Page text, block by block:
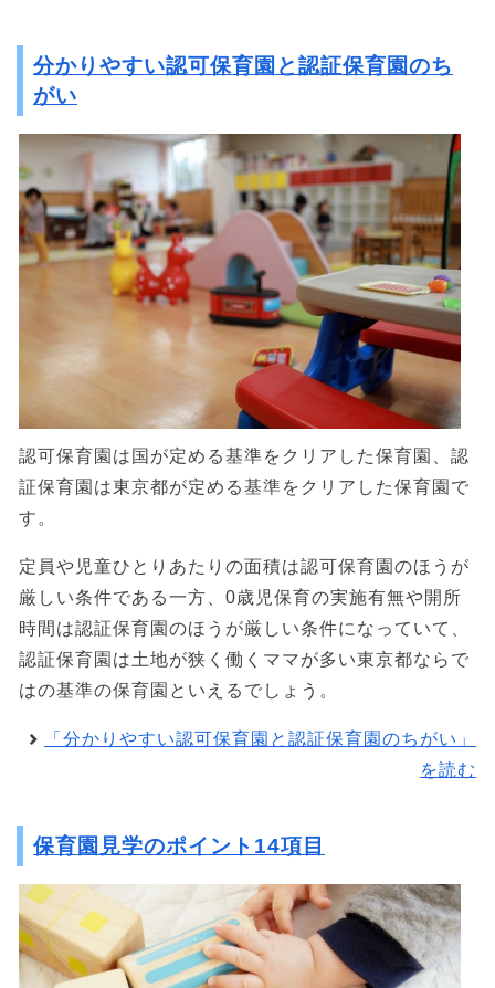
分かりやすい認可保育園と認証保育園のち
がい
認可保育園は国が定める基準をクリアした保育園、認
証保育園は東京都が定める基準をクリアした保育園で
す。
定員や児童ひとりあたりの面積は認可保育園のほうが
厳しい条件である一方、0歳児保育の実施有無や開所
時間は認証保育園のほうが厳しい条件になっていて、
認証保育園は土地が狭く働くママが多い東京都ならで
はの基準の保育園といえるでしょう。
「分かりやすい認可保育園と認証保育園のちがい」
を読む
保育園見学のポイント14項目